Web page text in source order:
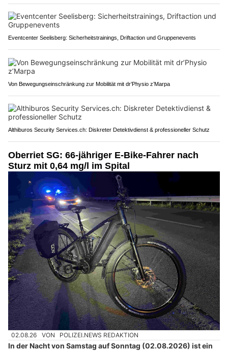
Eventcenter Seelisberg: Sicherheitstrainings, Driftaction und Gruppenevents
Von Bewegungseinschränkung zur Mobilität mit dr’Physio z’Marpa
Althiburos Security Services.ch: Diskreter Detektivdienst & professioneller Schutz
Oberriet SG: 66-jähriger E-Bike-Fahrer nach
Sturz mit 0,64 mg/l im Spital
02.08.26 VON POLIZEI.NEWS REDAKTION
In der Nacht von Samstag auf Sonntag (02.08.2026) ist ein